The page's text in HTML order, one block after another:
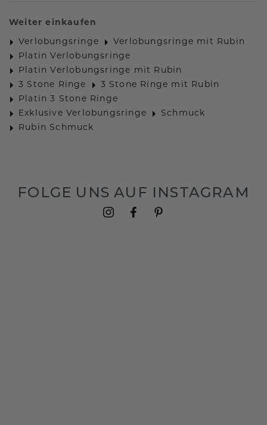
Weiter einkaufen
Verlobungsringe
Verlobungsringe mit Rubin
Platin Verlobungsringe
Platin Verlobungsringe mit Rubin
3 Stone Ringe
3 Stone Ringe mit Rubin
Platin 3 Stone Ringe
Exklusive Verlobungsringe
Schmuck
Rubin Schmuck
FOLGE UNS AUF INSTAGRAM